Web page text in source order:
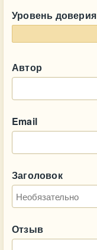
Уровень доверия
Автор
Email
Заголовок
Отзыв